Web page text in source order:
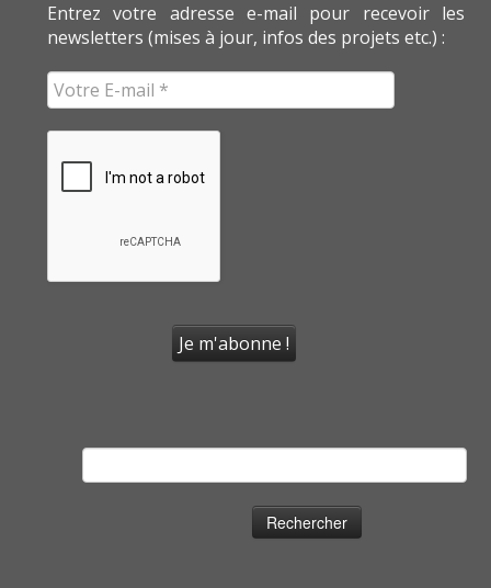
Entrez votre adresse e-mail pour recevoir les
newsletters (mises à jour, infos des projets etc.) :